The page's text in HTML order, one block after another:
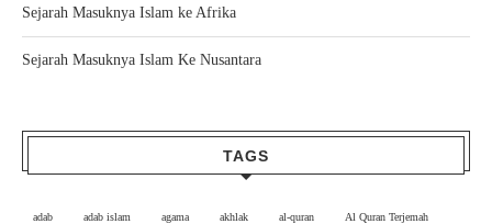
Sejarah Masuknya Islam ke Afrika
Sejarah Masuknya Islam Ke Nusantara
TAGS
adab adab islam agama akhlak al-quran
Al Quran Terjemah